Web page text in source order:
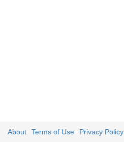
About Terms of Use Privacy Policy